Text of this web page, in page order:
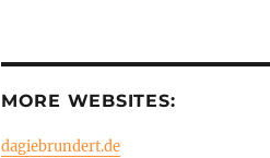
MORE WEBSITES:
dagiebrundert.de